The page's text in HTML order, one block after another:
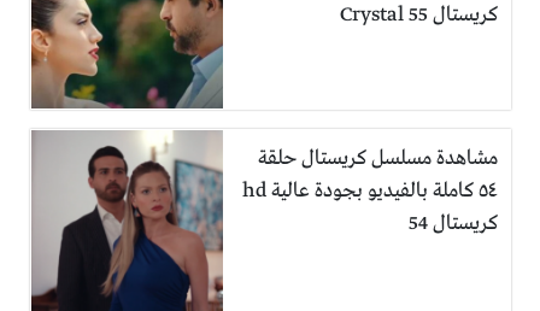
كريستال 55 Crystal
مشاهدة مسلسل كريستال حلقة
٥٤ كاملة بالفيديو بجودة عالية hd
كريستال 54